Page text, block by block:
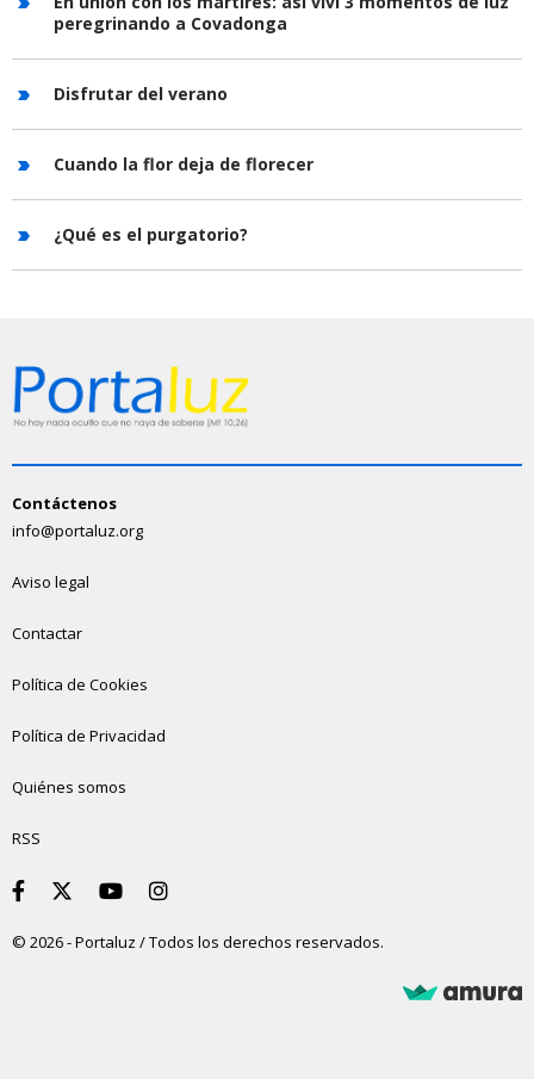
peregrinando a Covadonga
Disfrutar del verano
Cuando la flor deja de florecer
¿Qué es el purgatorio?
Contáctenos
info@portaluz.org
Aviso legal
Contactar
Política de Cookies
Política de Privacidad
Quiénes somos
RSS
© 2026 - Portaluz / Todos los derechos reservados.